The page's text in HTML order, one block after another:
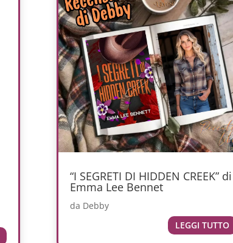
“I SEGRETI DI HIDDEN CREEK” di
Emma Lee Bennet
da Debby
LEGGI TUTTO